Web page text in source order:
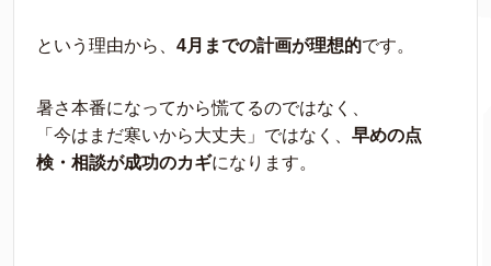
という理由から、 4月までの計画が理想的です。
暑さ本番になってから慌てるのではなく、
「今はまだ寒いから大丈夫」ではなく、 早めの点
検・相談が成功のカギになります。